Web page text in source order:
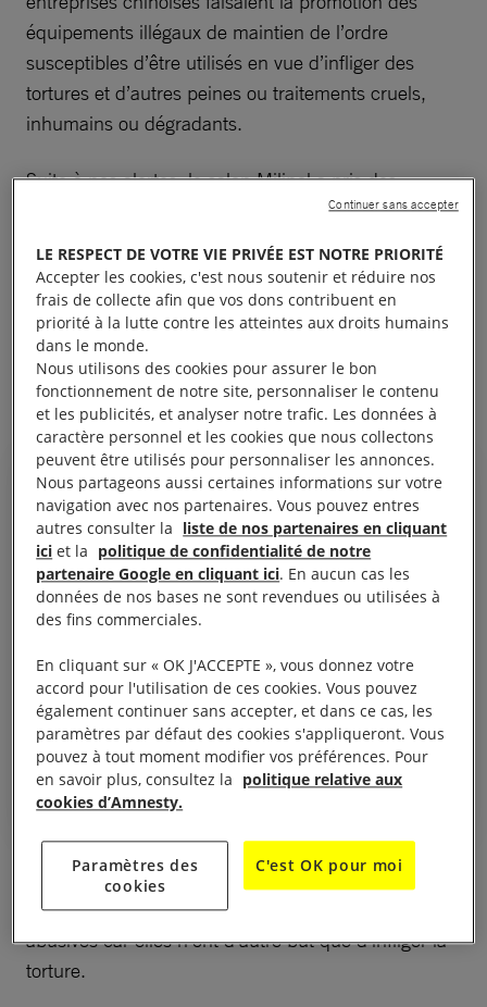
équipements illégaux de maintien de l’ordre
susceptibles d’être utilisés en vue d’infliger des
tortures et d’autres peines ou traitements cruels,
inhumains ou dégradants.
Suite à nos alertes, le salon Milipol a pris des
mesures correctives. Les mesures prises sont un
exemple de bonne pratique que devraient suivre
d’autres salons.
Aymeric Elluin, notre expert sur les questions liées
aux armes, faisait partie de la délégation présente
au salon Milipol.
Contrairement aux armes
conventionnelles, il n’existe pas
de règles mondiales
régissant la production et
commerce de matériel de
maintien de l’ordre.
Aymeric Elluin
Lors de sa visite du salon, il nous rapporte avoir
aussi identifié des armes de maintien de l’ordre
abusives car elles n’ont d’autre but que d’infliger la
torture.
LE RESPECT DE VOTRE VIE PRIVÉE EST NOTRE PRIORITÉ
Accepter les cookies, c'est nous soutenir et réduire nos
frais de collecte afin que vos dons contribuent en
priorité à la lutte contre les atteintes aux droits humains
dans le monde.
Nous utilisons des cookies pour assurer le bon
fonctionnement de notre site, personnaliser le contenu
et les publicités, et analyser notre trafic. Les données à
caractère personnel et les cookies que nous collectons
peuvent être utilisés pour personnaliser les annonces.
Nous partageons aussi certaines informations sur votre
navigation avec nos partenaires. Vous pouvez entres
autres consulter la liste de nos partenaires en cliquant
ici et la politique de confidentialité de notre
partenaire Google en cliquant ici. En aucun cas les
données de nos bases ne sont revendues ou utilisées à
des fins commerciales.
En cliquant sur « OK J'ACCEPTE », vous donnez votre
accord pour l'utilisation de ces cookies. Vous pouvez
également continuer sans accepter, et dans ce cas, les
paramètres par défaut des cookies s'appliqueront. Vous
pouvez à tout moment modifier vos préférences. Pour
en savoir plus, consultez la politique relative aux
cookies d’Amnesty.
Paramètres des
cookies
C'est OK pour moi
Continuer sans accepter